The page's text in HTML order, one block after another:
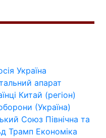
Україна
апарат
Китай (регіон)
(Україна)
Союз Північна та
Трамп Економіка